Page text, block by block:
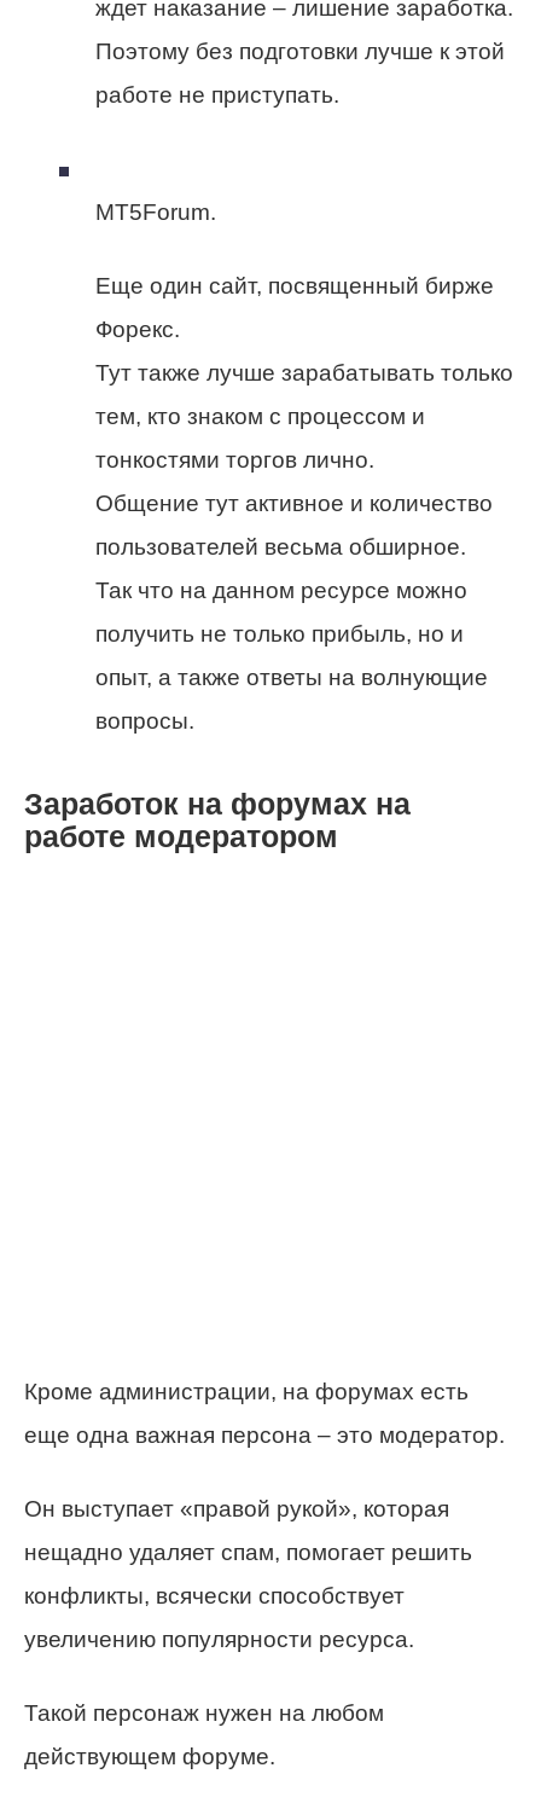
ждет наказание – лишение заработка.
Поэтому без подготовки лучше к этой
работе не приступать.
MT5Forum.
Еще один сайт, посвященный бирже
Форекс.
Тут также лучше зарабатывать только
тем, кто знаком с процессом и
тонкостями торгов лично.
Общение тут активное и количество
пользователей весьма обширное.
Так что на данном ресурсе можно
получить не только прибыль, но и
опыт, а также ответы на волнующие
вопросы.
Заработок на форумах на
работе модератором
Кроме администрации, на форумах есть
еще одна важная персона – это модератор.
Он выступает «правой рукой», которая
нещадно удаляет спам, помогает решить
конфликты, всячески способствует
увеличению популярности ресурса.
Такой персонаж нужен на любом
действующем форуме.